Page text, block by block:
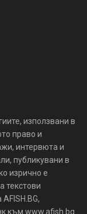
използвани в
право и
интервюта и
публикувани в
изрично е
текстови
към www.afish.bg.